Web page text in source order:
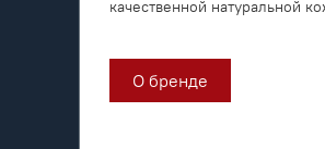
качественной натуральной
О бренде